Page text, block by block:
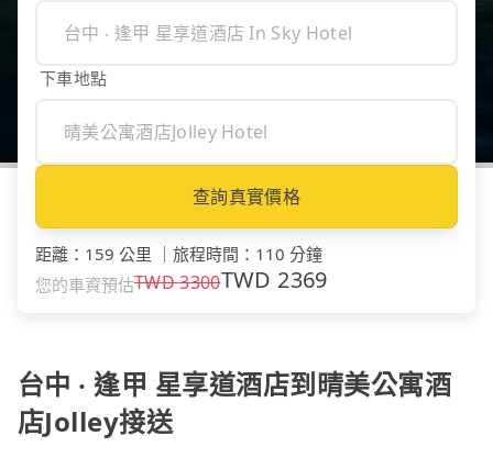
下車地點
查詢真實價格
距離 ： 159 公里 旅程時間 ： 110 分鐘
您的車資預估TWD3300TWD 2369
台中 ‧ 逢甲 星享道酒店到晴美公寓酒
店Jolley接送